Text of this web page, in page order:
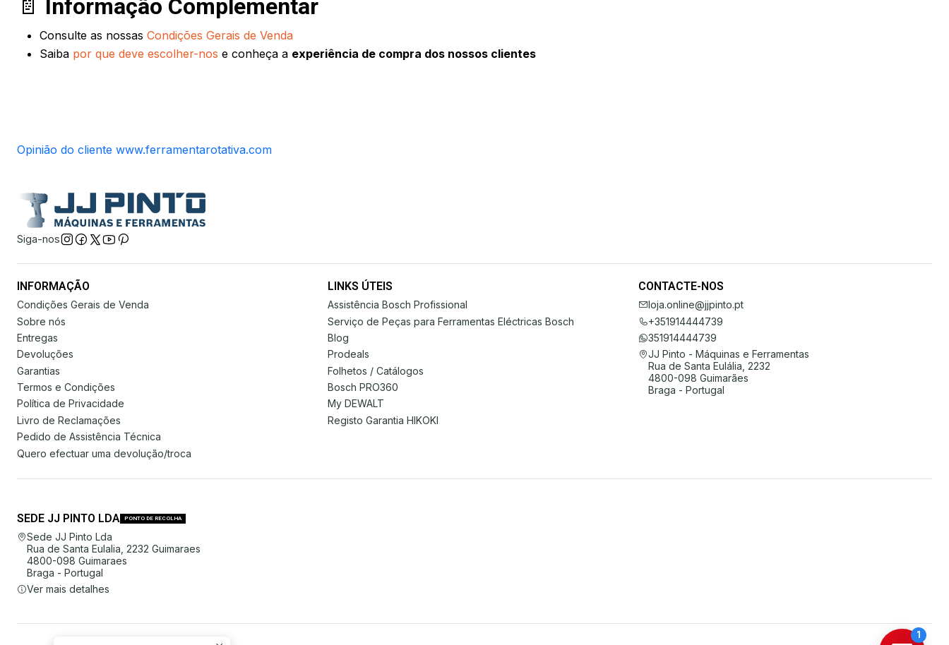
📄 Informação Complementar
Consulte as nossas Condições Gerais de Venda
Saiba por que deve escolher-nos e conheça a experiência de compra dos nossos clientes
Opinião do cliente www.ferramentarotativa.com
Siga-nos
INFORMAÇÃO
Condições Gerais de Venda
Sobre nós
Entregas
Devoluções
Garantias
Termos e Condições
Política de Privacidade
Livro de Reclamações
Pedido de Assistência Técnica
Quero efectuar uma devolução/troca
LINKS ÚTEIS
Assistência Bosch Profissional
Serviço de Peças para Ferramentas Eléctricas Bosch
Blog
Prodeals
Folhetos / Catálogos
Bosch PRO360
My DEWALT
Registo Garantia HIKOKI
CONTACTE-NOS
loja.online@jjpinto.pt
+351914444739
351914444739
JJ Pinto - Máquinas e Ferramentas
Rua de Santa Eulália, 2232
4800-098 Guimarães
Braga - Portugal
SEDE JJ PINTO LDA PONTO DE RECOLHA
Sede JJ Pinto Lda
Rua de Santa Eulalia, 2232 Guimaraes
4800-098 Guimaraes
Braga - Portugal
Ver mais detalhes